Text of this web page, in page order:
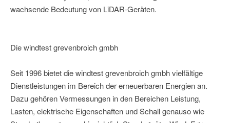
wachsende Bedeutung von LiDAR-Geräten.
Die windtest grevenbroich gmbh
Seit 1996 bietet die windtest grevenbroich gmbh vielfältige
Dienstleistungen im Bereich der erneuerbaren Energien an.
Dazu gehören Vermessungen in den Bereichen Leistung,
Lasten, elektrische Eigenschaften und Schall genauso wie